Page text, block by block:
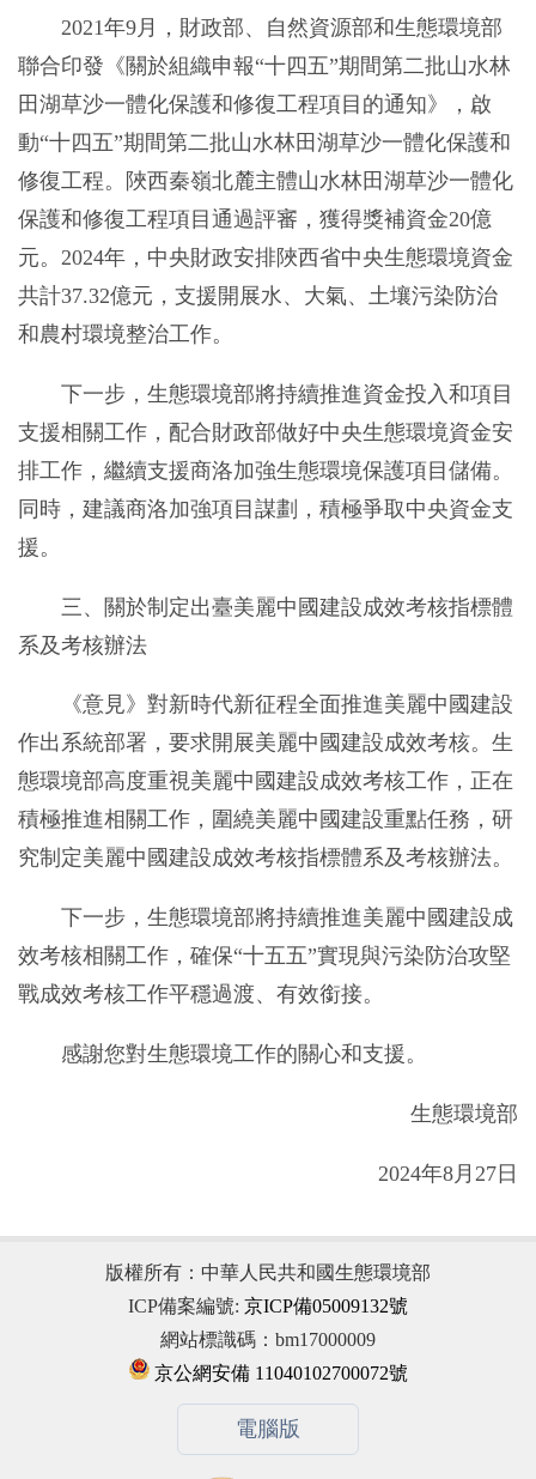
2021年9月，財政部、自然資源部和生態環境部
聯合印發《關於組織申報“十四五”期間第二批山水林
田湖草沙一體化保護和修復工程項目的通知》，啟
動“十四五”期間第二批山水林田湖草沙一體化保護和
修復工程。陜西秦嶺北麓主體山水林田湖草沙一體化
保護和修復工程項目通過評審，獲得獎補資金20億
元。2024年，中央財政安排陜西省中央生態環境資金
共計37.32億元，支援開展水、大氣、土壤污染防治
和農村環境整治工作。
下一步，生態環境部將持續推進資金投入和項目
支援相關工作，配合財政部做好中央生態環境資金安
排工作，繼續支援商洛加強生態環境保護項目儲備。
同時，建議商洛加強項目謀劃，積極爭取中央資金支
援。
三、關於制定出臺美麗中國建設成效考核指標體
系及考核辦法
《意見》對新時代新征程全面推進美麗中國建設
作出系統部署，要求開展美麗中國建設成效考核。生
態環境部高度重視美麗中國建設成效考核工作，正在
積極推進相關工作，圍繞美麗中國建設重點任務，研
究制定美麗中國建設成效考核指標體系及考核辦法。
下一步，生態環境部將持續推進美麗中國建設成
效考核相關工作，確保“十五五”實現與污染防治攻堅
戰成效考核工作平穩過渡、有效銜接。
感謝您對生態環境工作的關心和支援。
生態環境部
2024年8月27日
版權所有：中華人民共和國生態環境部
ICP備案編號: 京ICP備05009132號
網站標識碼：bm17000009
京公網安備 11040102700072號
電腦版